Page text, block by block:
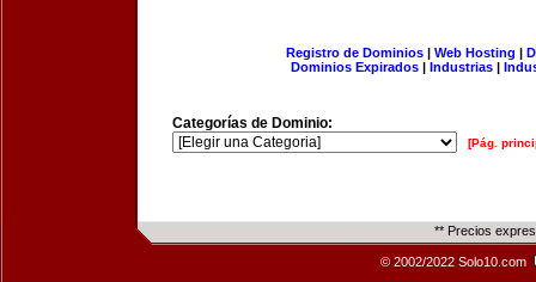
Registro de Dominios| Web Hosting |
Dominios Expirados | Industrias |
Categorías de Dominio:
[Pág.
** Precios
© 2002/2022 Solo10.com